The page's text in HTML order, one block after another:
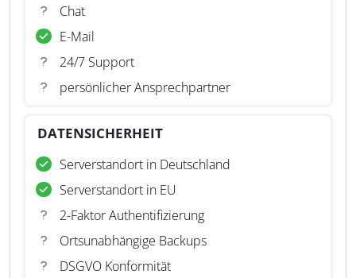
Chat
E-Mail
24/7 Support
persönlicher Ansprechpartner
DATENSICHERHEIT
Serverstandort in Deutschland
Serverstandort in EU
2-Faktor Authentifizierung
Ortsunabhängige Backups
DSGVO Konformität